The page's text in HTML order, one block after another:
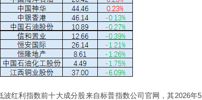
红利指数前十大成分股来自标普指数公司官网，其2026年5